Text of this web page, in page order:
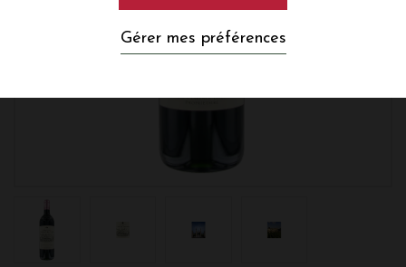
Gérer mes préférences